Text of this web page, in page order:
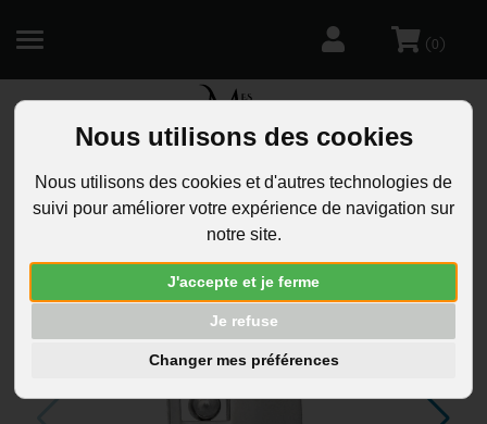
Nous utilisons des cookies
Nous utilisons des cookies et d'autres technologies de
suivi pour améliorer votre expérience de navigation sur
notre site.
J'accepte et je ferme
Je refuse
Changer mes préférences
(0)